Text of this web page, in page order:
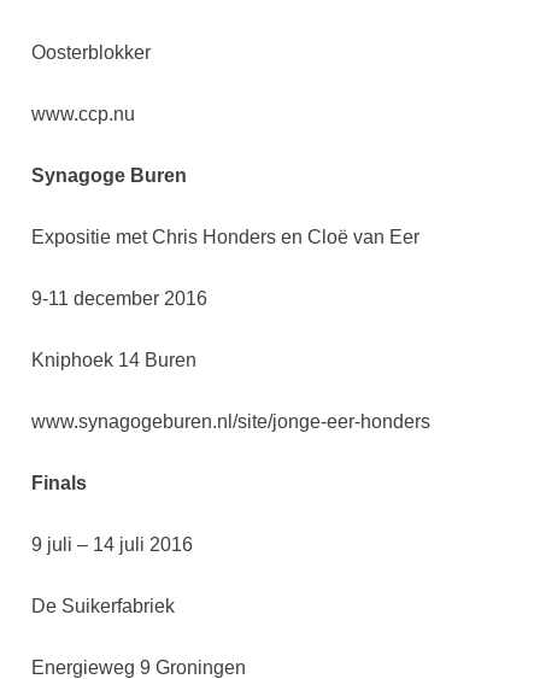
Oosterblokker
www.ccp.nu
Synagoge Buren
Expositie met Chris Honders en Cloë van Eer
9-11 december 2016
Kniphoek 14 Buren
www.synagogeburen.nl/site/jonge-eer-honders
Finals
9 juli – 14 juli 2016
De Suikerfabriek
Energieweg 9 Groningen